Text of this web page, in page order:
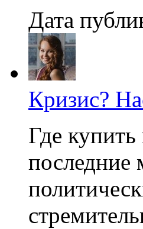
Дата
Кризис?
Где
последние